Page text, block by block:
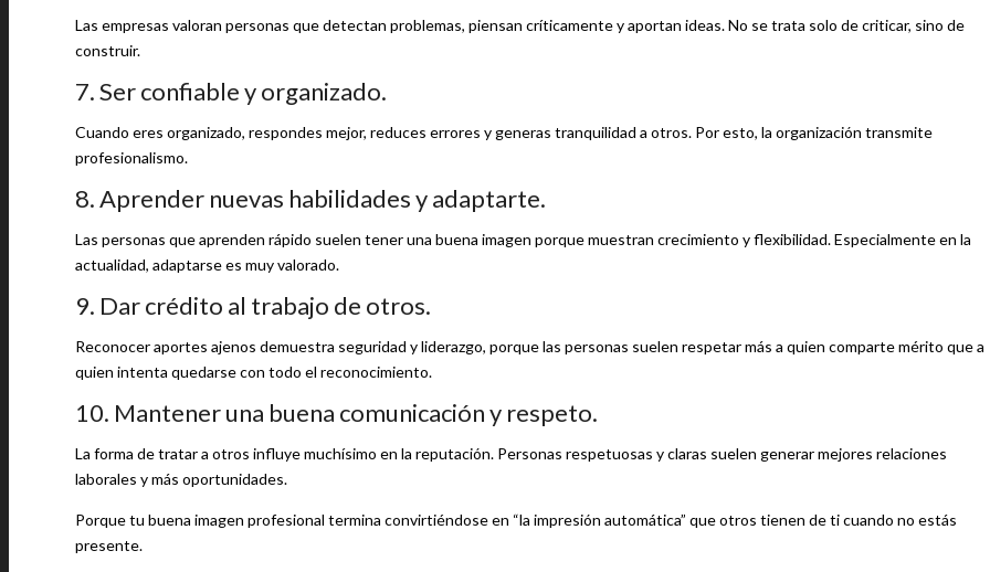
Las empresas valoran personas que detectan problemas, piensan críticamente y aportan ideas. No se trata solo de criticar, sino de
construir.
7. Ser confiable y organizado.
Cuando eres organizado, respondes mejor, reduces errores y generas tranquilidad a otros. Por esto, la organización transmite
profesionalismo.
8. Aprender nuevas habilidades y adaptarte.
Las personas que aprenden rápido suelen tener una buena imagen porque muestran crecimiento y flexibilidad. Especialmente en la
actualidad, adaptarse es muy valorado.
9. Dar crédito al trabajo de otros.
Reconocer aportes ajenos demuestra seguridad y liderazgo, porque las personas suelen respetar más a quien comparte mérito que a
quien intenta quedarse con todo el reconocimiento.
10. Mantener una buena comunicación y respeto.
La forma de tratar a otros influye muchísimo en la reputación. Personas respetuosas y claras suelen generar mejores relaciones
laborales y más oportunidades.
Porque tu buena imagen profesional termina convirtiéndose en “la impresión automática” que otros tienen de ti cuando no estás
presente.